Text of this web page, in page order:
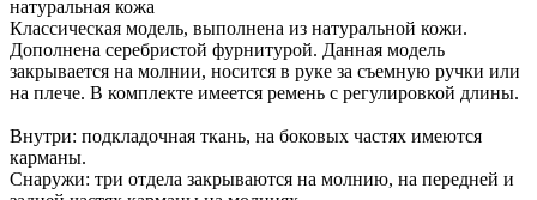
натуральная кожа
Классическая модель, выполнена из натуральной кожи.
Дополнена серебристой фурнитурой. Данная модель
закрывается на молнии, носится в руке за съемную ручки или
на плече. В комплекте имеется ремень с регулировкой длины.
Внутри: подкладочная ткань, на боковых частях имеются
карманы.
Снаружи: три отдела закрываются на молнию, на передней и